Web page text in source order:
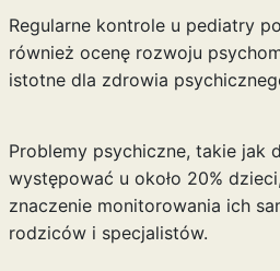
Regularne kontrole u pediatry
również ocenę rozwoju
istotne dla zdrowia
Problemy psychiczne, takie jak
występować u około 20%
znaczenie monitorowania ich
rodziców i specjalistów.